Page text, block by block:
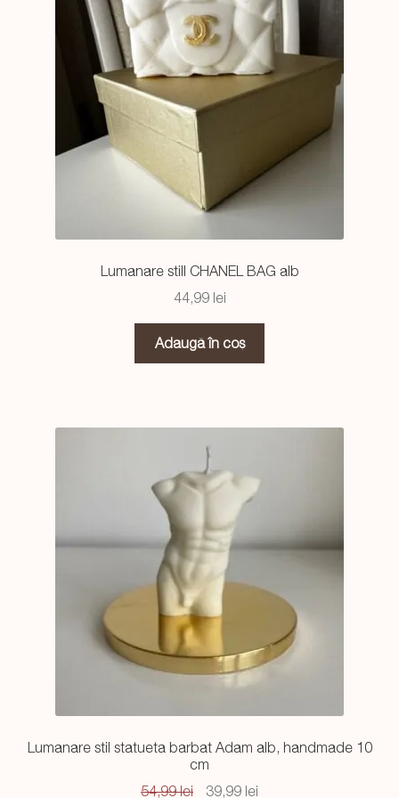
Lumanare still CHANEL BAG alb
44,99 lei
Adaugă în coș
Lumanare stil statueta barbat Adam alb, handmade 10
cm
54,99lei
Prețul
39,99 leiPrețul